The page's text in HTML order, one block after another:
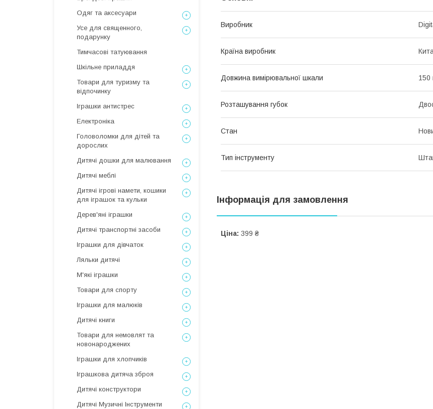
Виробник
Країна виробник
Довжина вимірювальної шкали 150
Розташування губок
Стан
Тип інструменту
Інформація для замовлення
Ціна: 399 ₴
Одяг та аксесуари
Усе для священного,
подарунку
Тимчасові татуювання
Шкільне приладдя
Товари для туризму та
відпочинку
Іграшки антистрес
Електроніка
Головоломки для дітей та
дорослих
Дитячі дошки для малювання
Дитячі меблі
Дитячі ігрові намети, кошики
для іграшок та кульки
Дерев'яні іграшки
Дитячі транспортні засоби
Іграшки для дівчаток
Ляльки дитячі
М'які іграшки
Товари для спорту
Іграшки для малюків
Дитячі книги
Товари для немовлят та
новонароджених
Іграшки для хлопчиків
Іграшкова дитяча зброя
Дитячі конструктори
Дитячі Музичні Інструменти